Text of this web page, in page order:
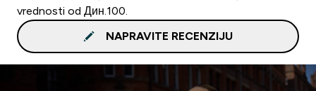
vrednosti od Дин.100.
NAPRAVITE RECENZIJU